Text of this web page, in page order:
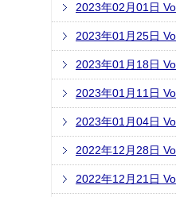
2023年02月01日
2023年01月25日
2023年01月18日
2023年01月11日
2023年01月04日
2022年12月28日
2022年12月21日